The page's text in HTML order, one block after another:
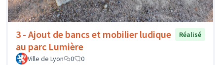
3 - Ajout de bancs et mobilier ludique
au parc Lumière
Réalisé
Ville de Lyon 0 0